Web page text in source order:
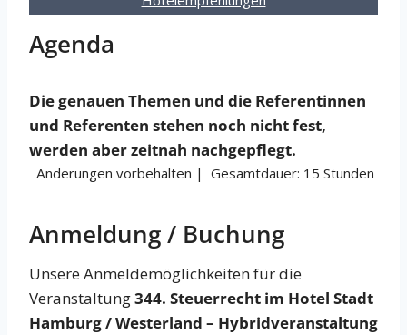
Agenda
Die genauen Themen und die Referentinnen
und Referenten stehen noch nicht fest,
werden aber zeitnah nachgepflegt.
Änderungen vorbehalten | Gesamtdauer: 15 Stunden
Anmeldung / Buchung
Unsere Anmeldemöglichkeiten für die
Veranstaltung344. Steuerrecht im Hotel Stadt
Hamburg / Westerland – Hybridveranstaltung